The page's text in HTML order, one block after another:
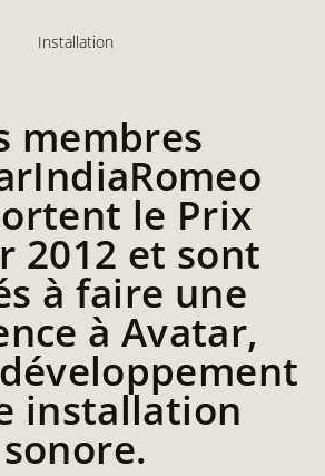
Installation
membres
le Prix
2012 et sont
à faire une
à Avatar,
installation
sonore.